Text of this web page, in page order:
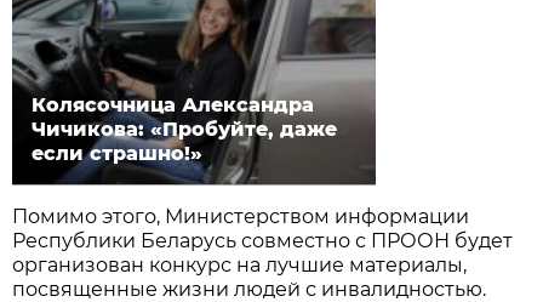
Колясочница Александра
Чичикова: «Пробуйте, даже
если страшно!»
Помимо этого, Министерством информации
Республики Беларусь совместно с ПРООН будет
организован конкурс на лучшие материалы,
посвященные жизни людей с инвалидностью.